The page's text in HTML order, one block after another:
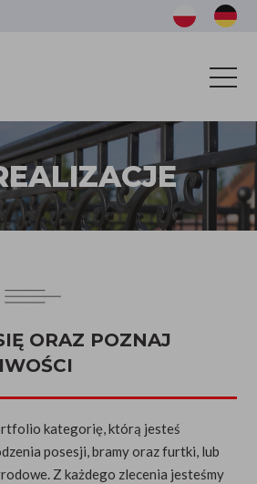
ORAZ POZNAJ
kategorię, którą jesteś
posesji, bramy oraz furtki, lub
Z każdego zlecenia jesteśmy